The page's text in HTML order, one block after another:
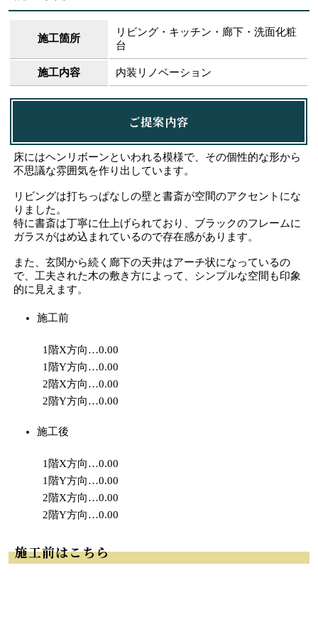
施工箇所
リビング・キッチン・廊下・洗面化粧
台
施工内容 内装リノベーション
ご提案内容
床にはヘンリボーンといわれる模様で、その個性的な形から
不思議な雰囲気を作り出しています。
リビングは打ちっぱなしの壁と書斎が空間のアクセントにな
りました。
特に書斎は丁寧に仕上げられており、ブラックのフレームに
ガラスがはめ込まれているので存在感があります。
また、玄関から続く廊下の天井はアーチ状になっているの
で、工夫された木の敷き方によって、シンプルな空間も印象
的に見えます。
施工前
1階X方向…0.00
1階Y方向…0.00
2階X方向…0.00
2階Y方向…0.00
施工後
1階X方向…0.00
1階Y方向…0.00
2階X方向…0.00
2階Y方向…0.00
施工前はこちら